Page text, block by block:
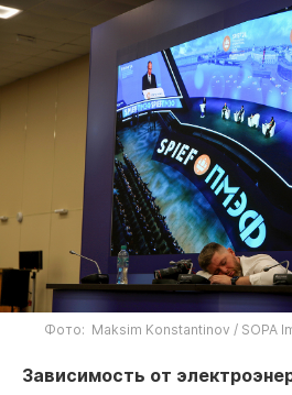
Фото: Maksim Konstantinov / SOPA
Зависимость от